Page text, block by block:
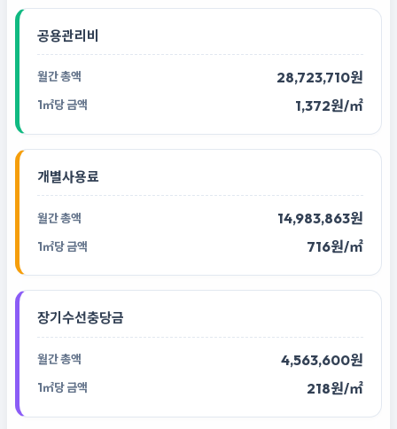
공용관리비
28,723,710원
1,372원/㎡
개별사용료
14,983,863원
716원/㎡
장기수선충당금
4,563,600원
218원/㎡